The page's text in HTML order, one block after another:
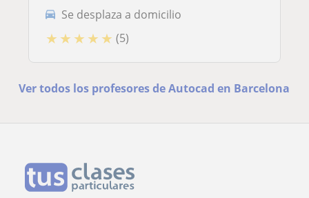
Se desplaza a domicilio
★ ★ ★ ★ ★ (5)
Ver todos los profesores de Autocad en Barcelona